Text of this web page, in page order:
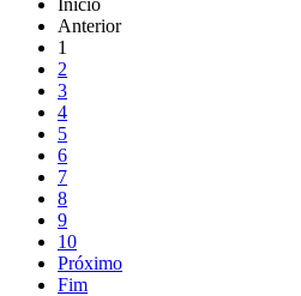
Anterior
1
2
3
4
5
6
7
8
9
10
Próximo
Fim